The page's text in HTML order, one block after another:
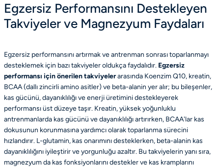
Egzersiz Performansını Destekleyen
Takviyeler ve Magnezyum Faydaları
Egzersiz performansını artırmak ve antrenman sonrası toparlanmayı
desteklemek için bazı takviyeler oldukça faydalıdır. Egzersiz
performansı için önerilen takviyelerarasında Koenzim Q10, kreatin,
BCAA (dallı zincirli amino asitler) ve beta-alanin yer alır; bu bileşenler,
kas gücünü, dayanıklılığı ve enerji üretimini destekleyerek
performansı üst düzeye taşır. Kreatin, yüksek yoğunluklu
antrenmanlarda kas gücünü ve dayanıklılığı artırırken, BCAA'lar kas
dokusunun korunmasına yardımcı olarak toparlanma sürecini
hızlandırır. L-glutamin, kas onarımını desteklerken, beta-alanin kas
dayanıklılığını iyileştirir ve yorgunluğu azaltır. Bu takviyelerin yanı sıra,
magnezyum da kas fonksiyonlarını destekler ve kas kramplarını